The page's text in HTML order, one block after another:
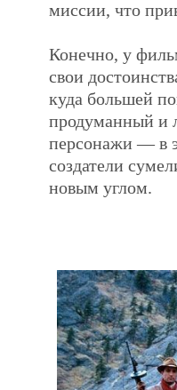
миссии, что
Конечно, у
свои
куда большей
продуманный и
персонажи — в
создатели
новым углом.